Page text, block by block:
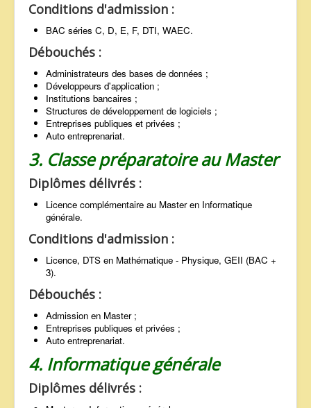
Conditions d'admission :
BAC séries C, D, E, F, DTI, WAEC.
Débouchés :
Administrateurs des bases de données ;
Développeurs d'application ;
Institutions bancaires ;
Structures de développement de logiciels ;
Entreprises publiques et privées ;
Auto entreprenariat.
3. Classe préparatoire au Master
Diplômes délivrés :
Licence complémentaire au Master en Informatique
générale.
Conditions d'admission :
Licence, DTS en Mathématique - Physique, GEII (BAC +
3).
Débouchés :
Admission en Master ;
Entreprises publiques et privées ;
Auto entreprenariat.
4. Informatique générale
Diplômes délivrés :